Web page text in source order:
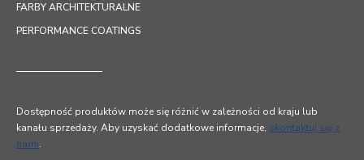
FARBY ARCHITEKTURALNE
PERFORMANCE COATINGS
Dostępność produktów może się różnić w zależności od kraju lub
kanału sprzedaży. Aby uzyskać dodatkowe informacje, skontaktuj się z
nami.